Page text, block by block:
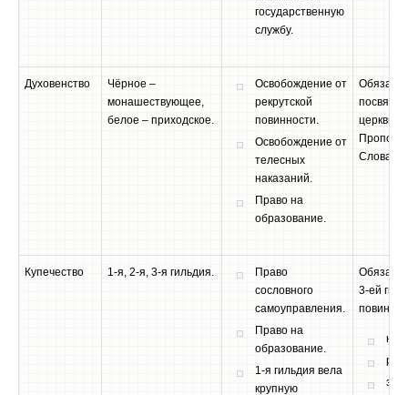
государственную
службу.
Духовенство
Чёрное –
монашествующее,
белое – приходское.
Освобождение от
рекрутской
повинности.
Освобождение от
телесных
наказаний.
Право на
образование.
церкви.
Слова
Купечество 1-я, 2-я, 3-я гильдия.
Право
сословного
самоуправления.
Право на
образование.
1-я гильдия вела
крупную
3-ей